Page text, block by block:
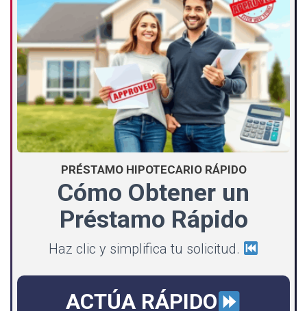
PRÉSTAMO HIPOTECARIO RÁPIDO
Cómo Obtener un
Préstamo Rápido
Haz clic y simplifica tu solicitud.
ACTÚA RÁPIDO